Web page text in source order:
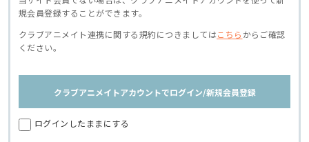
規会員登録することができます。
クラブアニメイト連携に関する規約につきましてはこちら からご確認
ください。
クラブアニメイトアカウントでログイン/新規会員登録
ログインしたままにする